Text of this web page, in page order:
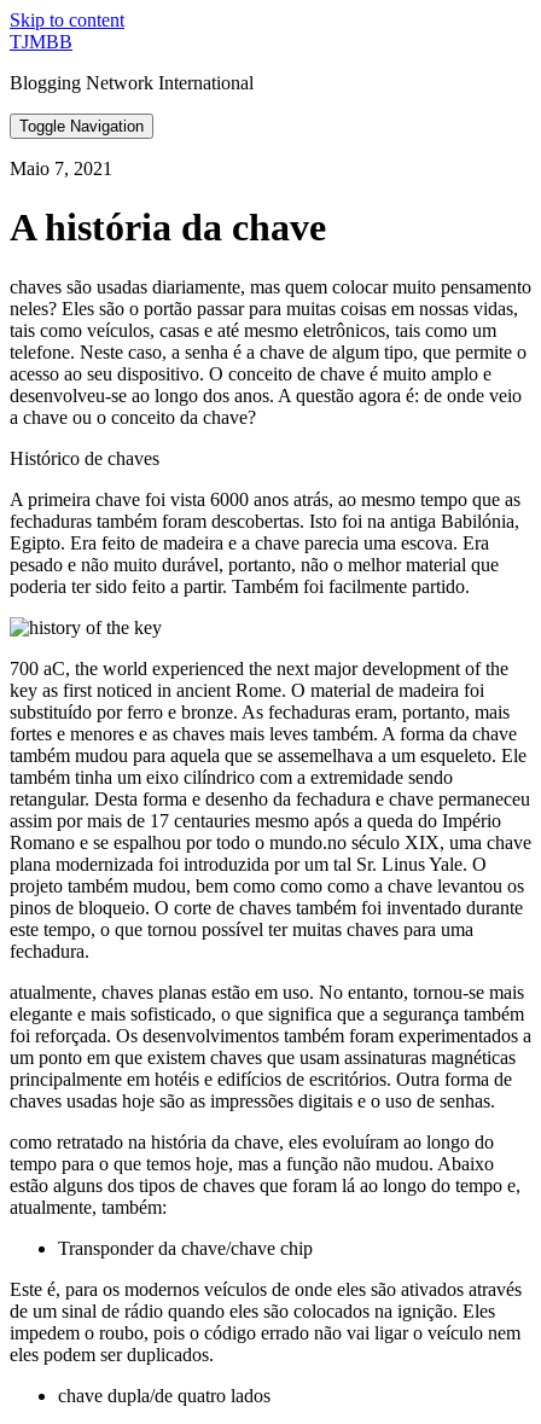
Skip to content
TJMBB
Blogging Network International
Toggle Navigation
Maio 7, 2021
A história da chave
chaves são usadas diariamente, mas quem colocar muito pensamento
neles? Eles são o portão passar para muitas coisas em nossas vidas,
tais como veículos, casas e até mesmo eletrônicos, tais como um
telefone. Neste caso, a senha é a chave de algum tipo, que permite o
acesso ao seu dispositivo. O conceito de chave é muito amplo e
desenvolveu-se ao longo dos anos. A questão agora é: de onde veio
a chave ou o conceito da chave?
Histórico de chaves
A primeira chave foi vista 6000 anos atrás, ao mesmo tempo que as
fechaduras também foram descobertas. Isto foi na antiga Babilónia,
Egipto. Era feito de madeira e a chave parecia uma escova. Era
pesado e não muito durável, portanto, não o melhor material que
poderia ter sido feito a partir. Também foi facilmente partido.
700 aC, the world experienced the next major development of the
key as first noticed in ancient Rome. O material de madeira foi
substituído por ferro e bronze. As fechaduras eram, portanto, mais
fortes e menores e as chaves mais leves também. A forma da chave
também mudou para aquela que se assemelhava a um esqueleto. Ele
também tinha um eixo cilíndrico com a extremidade sendo
retangular. Desta forma e desenho da fechadura e chave permaneceu
assim por mais de 17 centauries mesmo após a queda do Império
Romano e se espalhou por todo o mundo.no século XIX, uma chave
plana modernizada foi introduzida por um tal Sr. Linus Yale. O
projeto também mudou, bem como como como a chave levantou os
pinos de bloqueio. O corte de chaves também foi inventado durante
este tempo, o que tornou possível ter muitas chaves para uma
fechadura.
atualmente, chaves planas estão em uso. No entanto, tornou-se mais
elegante e mais sofisticado, o que significa que a segurança também
foi reforçada. Os desenvolvimentos também foram experimentados a
um ponto em que existem chaves que usam assinaturas magnéticas
principalmente em hotéis e edifícios de escritórios. Outra forma de
chaves usadas hoje são as impressões digitais e o uso de senhas.
como retratado na história da chave, eles evoluíram ao longo do
tempo para o que temos hoje, mas a função não mudou. Abaixo
estão alguns dos tipos de chaves que foram lá ao longo do tempo e,
atualmente, também:
Transponder da chave/chave chip
Este é, para os modernos veículos de onde eles são ativados através
de um sinal de rádio quando eles são colocados na ignição. Eles
impedem o roubo, pois o código errado não vai ligar o veículo nem
eles podem ser duplicados.
chave dupla/de quatro lados